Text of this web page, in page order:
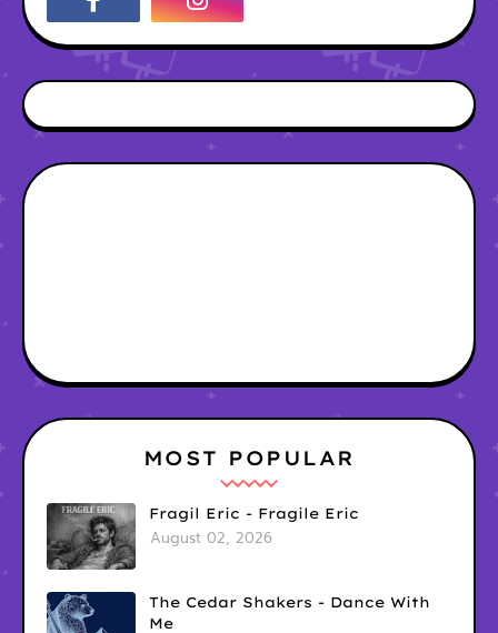
MOST POPULAR
Fragil Eric - Fragile Eric
August 02, 2026
The Cedar Shakers - Dance With
Me